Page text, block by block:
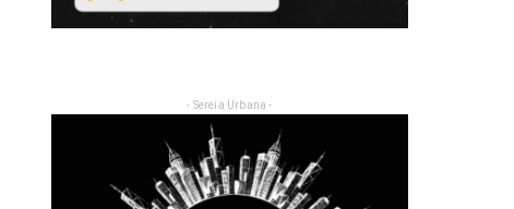
- Sereia Urbana -